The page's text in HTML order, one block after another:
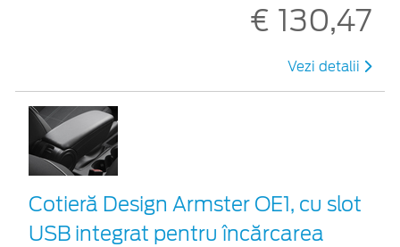
€ 130,47
Vezi detalii
Cotieră Design Armster OE1, cu slot
USB integrat pentru încărcarea